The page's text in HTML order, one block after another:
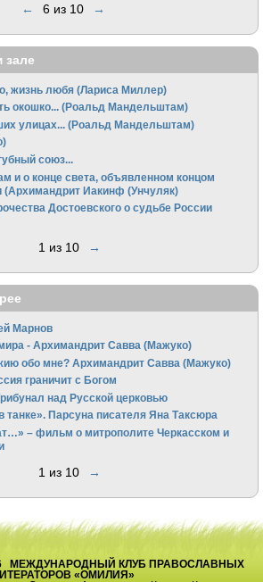
← 6 из 10 →
зале
жизнь любя (Лариса Миллер)
окошко... (Роальд Мандельштам)
улицах... (Роальд Мандельштам)
союз...
и о конце света, объявленном концом
(Архимандрит Иакинф (Унчуляк)
Достоевского о судьбе России
1 из 10 →
Марнов
- Архимандрит Савва (Мажуко)
обо мне? Архимандрит Савва (Мажуко)
граничит с Богом
над Русской церковью
танке». Парсуна писателя Яна Таксюра
– фильм о митрополите Черкасском и
1 из 10 →
МЕЖДУНАРОДНЫЙ КЛУБ ПРАВОСЛАВНЫХ
«ОМИЛИЯ»